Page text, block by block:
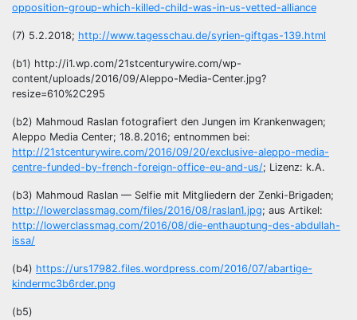
opposition-group-which-killed-child-was-in-us-vetted-alliance
(7) 5.2.2018; http://www.tagesschau.de/syrien-giftgas-139.html
(b1) http://i1.wp.com/21stcenturywire.com/wp-
content/uploads/2016/09/Aleppo-Media-Center.jpg?
resize=610%2C295
(b2) Mahmoud Raslan fotografiert den Jungen im Krankenwagen;
Aleppo Media Center; 18.8.2016; entnommen bei:
http://21stcenturywire.com/2016/09/20/exclusive-aleppo-media-
centre-funded-by-french-foreign-office-eu-and-us/; Lizenz: k.A.
(b3) Mahmoud Raslan — Selfie mit Mitgliedern der Zenki-Brigaden;
http://lowerclassmag.com/files/2016/08/raslan1.jpg; aus Artikel:
http://lowerclassmag.com/2016/08/die-enthauptung-des-abdullah-
issa/
(b4) https://urs17982.files.wordpress.com/2016/07/abartige-
kindermc3b6rder.png
(b5)